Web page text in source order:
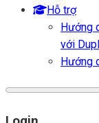
Hỗ trợ
Hướng
với
Hướng